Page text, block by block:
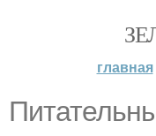
главная